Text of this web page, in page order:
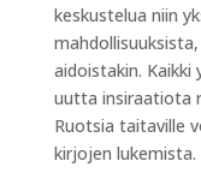
keskustelua niin
aidoistakin. Kaikki
uutta insiraatiota
Ruotsia taitaville
kirjojen lukemista.